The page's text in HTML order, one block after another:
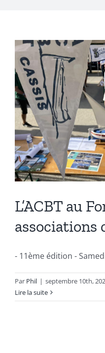
L’ACBT au
associations
- 11ème édition -
Par Phil | septembre 10th,
Lire la suite